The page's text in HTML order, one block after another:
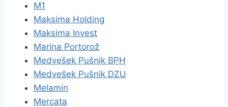
M1
Maksima Holding
Maksima Invest
Marina Portorož
Medvešek Pušnik BPH
Medvešek Pušnik DZU
Melamin
Mercata